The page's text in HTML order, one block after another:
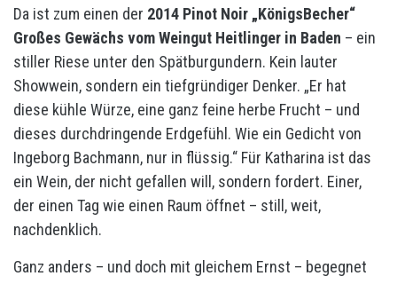
Da ist zum einen der 2014 Pinot Noir „KönigsBecher“
Großes Gewächs vom Weingut Heitlinger in Baden – ein
stiller Riese unter den Spätburgundern. Kein lauter
Showwein, sondern ein tiefgründiger Denker. „Er hat
diese kühle Würze, eine ganz feine herbe Frucht – und
dieses durchdringende Erdgefühl. Wie ein Gedicht von
Ingeborg Bachmann, nur in flüssig.“ Für Katharina ist das
ein Wein, der nicht gefallen will, sondern fordert. Einer,
der einen Tag wie einen Raum öffnet – still, weit,
nachdenklich.
Ganz anders – und doch mit gleichem Ernst – begegnet